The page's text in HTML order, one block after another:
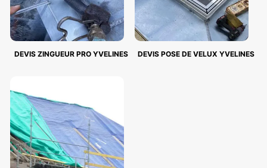
DEVIS ZINGUEUR PRO YVELINES DEVIS POSE DE VELUX YVELINES